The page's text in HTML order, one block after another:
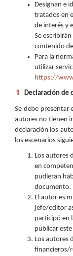
Designan e
tratados en
de interés y
Se
contenido
Para la
utilizar
https://
⇑ Declaración de
Se debe presentar
autores no tienen
declaración los
los escenarios
Los autores
en
pudieran
documento.
El autor es
jefe/editor
participó en
publicar
Los autores
financieros/